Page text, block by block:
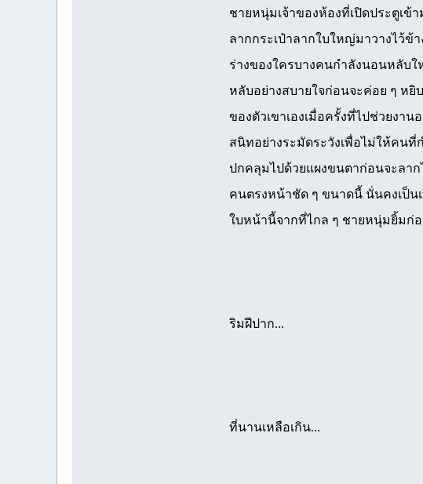
ชายหนุ่มเจ้าของห้องที่เปิดประตูเข้
ลากกระเป๋าลากใบใหญ่มาวางไว้
ร่างของใครบางคนกำลังนอนหลับ
หลับอย่างสบายใจก่อนจะค่อย ๆ ห
ของตัวเขาเองเมื่อครั้งที่ไปช่วยง
สนิทอย่างระมัดระวังเพื่อไม่ให้คน
ปกคลุมไปด้วยแผงขนตาก่อนจะลา
คนตรงหน้าชัด ๆ ขนาดนี้ นั่นคงเป็น
ใบหน้านี้จากที่ไกล ๆ ชายหนุ่มยิ้มก่
ริมฝีปาก...
ที่นานเหลือเกิน...